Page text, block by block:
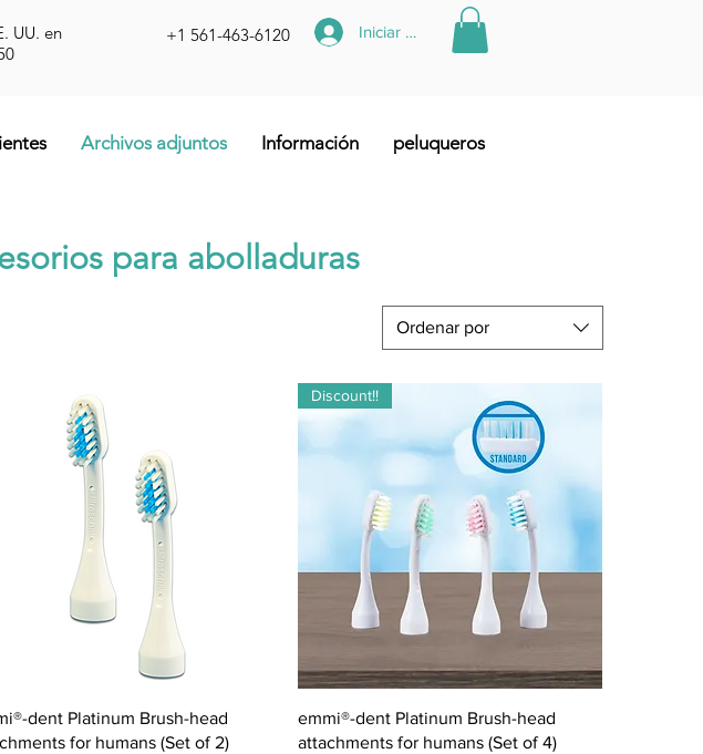
UU. en
+1 561-463-6120 Iniciar sesión
Archivos adjuntos Información peluqueros
para abolladuras
Ordenar por
Vista rápida
dent Platinum Brush-head
for humans (Set of 2)
Vista rápida
Discount!!
emmi®-dent Platinum Brush-head
attachments for humans (Set of 4)